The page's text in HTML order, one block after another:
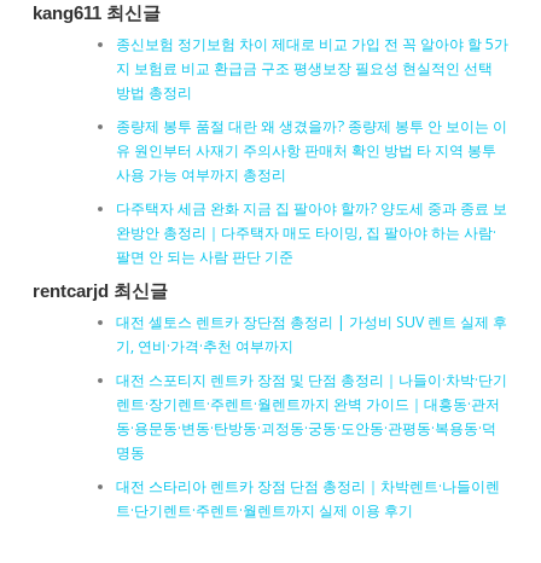
kang611 최신글
종신보험 정기보험 차이 제대로 비교 가입 전 꼭 알아야 할 5가
지 보험료 비교 환급금 구조 평생보장 필요성 현실적인 선택
방법 총정리
종량제 봉투 품절 대란 왜 생겼을까? 종량제 봉투 안 보이는 이
유 원인부터 사재기 주의사항 판매처 확인 방법 타 지역 봉투
사용 가능 여부까지 총정리
다주택자 세금 완화 지금 집 팔아야 할까? 양도세 중과 종료 보
완방안 총정리｜다주택자 매도 타이밍, 집 팔아야 하는 사람·
팔면 안 되는 사람 판단 기준
rentcarjd 최신글
대전 셀토스 렌트카 장단점 총정리 | 가성비 SUV 렌트 실제 후
기, 연비·가격·추천 여부까지
대전 스포티지 렌트카 장점 및 단점 총정리｜나들이·차박·단기
렌트·장기렌트·주렌트·월렌트까지 완벽 가이드｜대흥동·관저
동·용문동·변동·탄방동·괴정동·궁동·도안동·관평동·복용동·덕
명동
대전 스타리아 렌트카 장점 단점 총정리｜차박렌트·나들이렌
트·단기렌트·주렌트·월렌트까지 실제 이용 후기